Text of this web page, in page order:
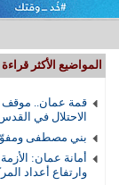
المواضيع الأكثر قراءة
قمة عمان.. موقف
الاحتلال في
بني مصطفى
أمانة عمان:
وارتفاع أعداد